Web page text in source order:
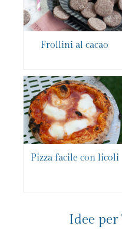
Frollini al cacao
Pizza facile con licoli
Idee per